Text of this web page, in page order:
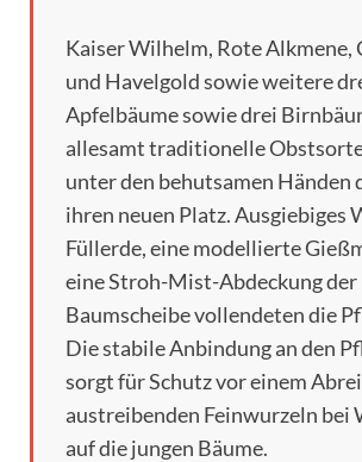
Kaiser Wilhelm, Rote Alkmene,
und Havelgold sowie weitere
Apfelbäume sowie drei
allesamt traditionelle
unter den behutsamen Händen
ihren neuen Platz. Ausgiebiges
Füllerde, eine modellierte
eine Stroh-Mist-Abdeckung der
Baumscheibe vollendeten die
Die stabile Anbindung an den
sorgt für Schutz vor einem
austreibenden Feinwurzeln bei
auf die jungen Bäume.